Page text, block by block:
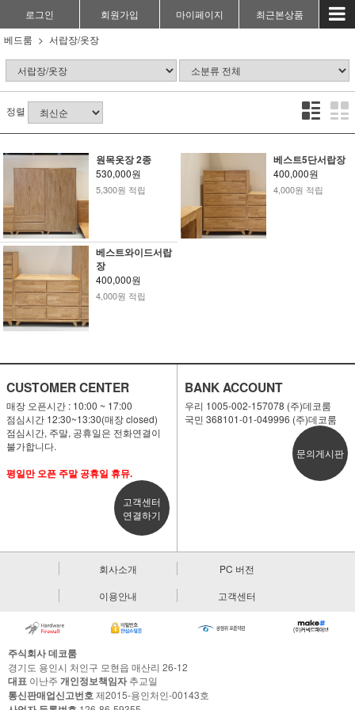
로그인 회원가입 마이페이지
최근본상품
베드룸
서랍장/옷장
정렬
원목옷장 2종
530,000원
5,300원 적립
베스트5단서랍장
400,000원
4,000원 적립
베스트와이드서랍
장
400,000원
4,000원 적립
CUSTOMER CENTER
매장 오픈시간 : 10:00 ~ 17:00
점심시간 12:30~13:30(매장 closed)
점심시간, 주말, 공휴일은 전화연결이
불가합니다.
평일만 오픈 주말 공휴일 휴뮤.
고객센터
연결하기
BANK ACCOUNT
우리 1005-002-157078 (주)데코룸
국민 368101-01-049996 (주)데코룸
문의게시판
회사소개
PC 버전
이용안내
고객센터
주식회사 데코룸
경기도 용인시 처인구 모현읍 매산리 26-12
대표 이난주 개인정보책임자추교일
통신판매업신고번호제2015-용인처인-00143호